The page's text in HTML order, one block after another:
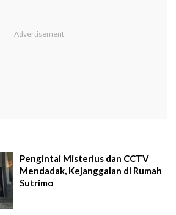
Pengintai Misterius dan CCTV
Mendadak, Kejanggalan di Rumah
Sutrimo